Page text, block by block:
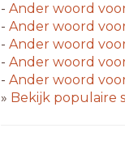
- Ander woord
- Ander woord
- Ander woord
- Ander woord
- Ander woord
» Bekijk populaire